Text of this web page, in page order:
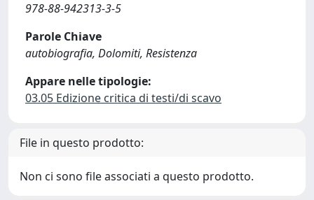
978-88-942313-3-5
Parole Chiave
autobiografia, Dolomiti, Resistenza
Appare nelle tipologie:
03.05 Edizione critica di testi/di scavo
File in questo prodotto:
Non ci sono file associati a questo prodotto.